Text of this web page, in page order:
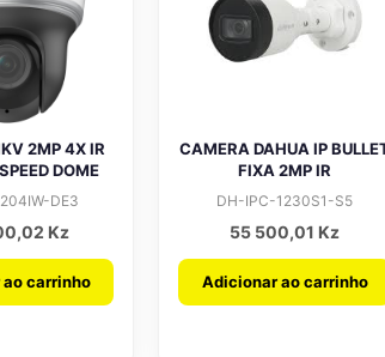
2MP 4X IR
DOME
DE3
Kz
carrinho
CAMERA DAHUA IP
FIXA 2MP IR
DH-IPC-1230S1-S5
55 500,01 Kz
Adicionar ao carrinho